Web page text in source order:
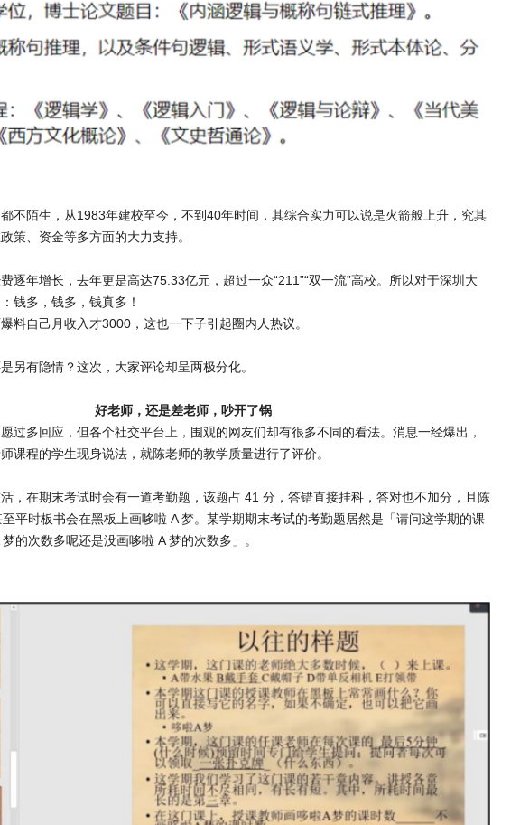
不陌生，从1983年建校至今，不到40年时间，其综合实力可以说是火箭般上升，究其
策、资金等多方面的大力支持。
逐年增长，去年更是高达75.33亿元，超过一众“211”“双一流”高校。所以对于深圳大
钱多，钱多，钱真多！
料自己月收入才3000，这也一下子引起圈内人热议。
另有隐情？这次，大家评论却呈两极分化。
好老师，还是差老师，吵开了锅
过多回应，但各个社交平台上，围观的网友们却有很多不同的看法。消息一经爆出，
课程的学生现身说法，就陈老师的教学质量进行了评价。
，在期末考试时会有一道考勤题，该题占 41 分，答错直接挂科，答对也不加分，且陈
平时板书会在黑板上画哆啦 A 梦。某学期期末考试的考勤题居然是「请问这学期的课
的次数多呢还是没画哆啦 A 梦的次数多」。